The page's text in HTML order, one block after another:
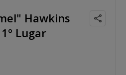
Hawkins
Lugar